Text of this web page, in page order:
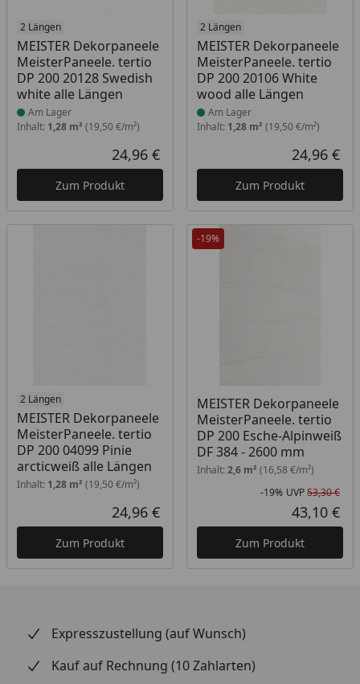
2 Längen
MEISTER Dekorpaneele
MeisterPaneele. tertio
DP 200 20128 Swedish
white alle Längen
Produkt am Lager
Am Lager
Inhalt: 1,28 m² (19,50 €/m²)
Aktueller Preis
24,96 €
Zum Produkt
2 Längen
MEISTER Dekorpaneele
MeisterPaneele. tertio
DP 200 20106 White
wood alle Längen
Produkt am Lager
Am Lager
Inhalt: 1,28 m² (19,50 €/m²)
24,96 €
Zum Produkt
2 Längen
MEISTER Dekorpaneele
MeisterPaneele. tertio
DP 200 04099 Pinie
arcticweiß alle Längen
Inhalt: 1,28 m² (19,50 €/m²)
Aktueller Preis
24,96 €
Zum Produkt
-19%
MEISTER Dekorpaneele
MeisterPaneele. tertio
DP 200 Esche-Alpinweiß
DF 384 - 2600 mm
Inhalt: 2,6 m² (16,58 €/m²)
-19% UVP53,30 €
43,10 €
Zum Produkt
Expresszustellung (auf Wunsch)
Kauf auf Rechnung (10 Zahlarten)